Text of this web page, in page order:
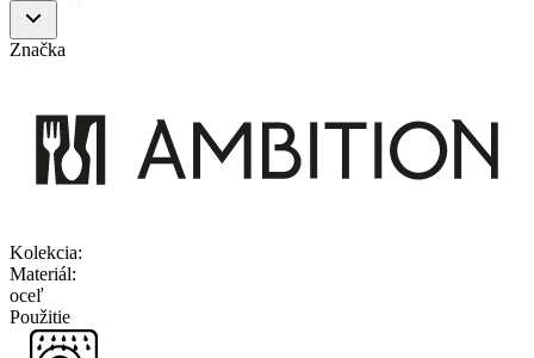
Značka
Kolekcia:
Materiál:
oceľ
Použitie